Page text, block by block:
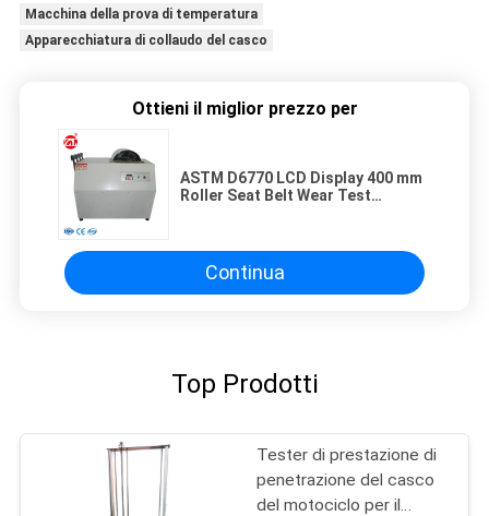
Macchina della prova di temperatura
Apparecchiatura di collaudo del casco
Ottieni il miglior prezzo per
ASTM D6770 LCD Display 400 mm
Roller Seat Belt Wear Test
Continua
Top Prodotti
Tester di prestazione di
penetrazione del casco
del motociclo per il